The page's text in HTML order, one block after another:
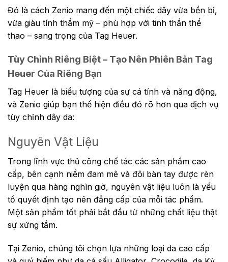
Đó là cách Zenio mang đến một chiếc dây vừa bền bỉ,
vừa giàu tính thẩm mỹ – phù hợp với tinh thần thể
thao – sang trọng của Tag Heuer.
Tùy Chỉnh Riêng Biệt – Tạo Nên Phiên Bản Tag
Heuer Của Riêng Bạn
Tag Heuer là biểu tượng của sự cá tính và năng động,
và Zenio giúp bạn thể hiện điều đó rõ hơn qua dịch vụ
tùy chỉnh dây da:
Nguyên Vật Liệu
Trong lĩnh vực thủ công chế tác các sản phẩm cao
cấp, bên cạnh niềm đam mê và đôi bàn tay được rèn
luyện qua hàng nghìn giờ, nguyên vật liệu luôn là yếu
tố quyết định tạo nên đẳng cấp của mỗi tác phẩm.
Một sản phẩm tốt phải bắt đầu từ những chất liệu thật
sự xứng tầm.
Tại Zenio, chúng tôi chọn lựa những loại da cao cấp